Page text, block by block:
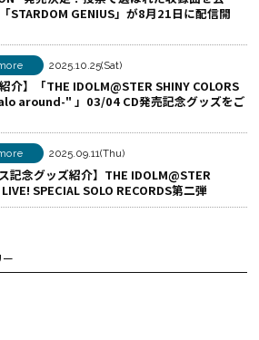
STARDOM GENIUS」が8月21日に配信開
2025.10.25(Sat)
紹介】「THE IDOLM@STER SHINY COLORS
around-" 」03/04 CD発売記念グッズをご
2025.09.11(Thu)
ス記念グッズ紹介】THE IDOLM@STER
SPECIAL SOLO RECORDS第二弾